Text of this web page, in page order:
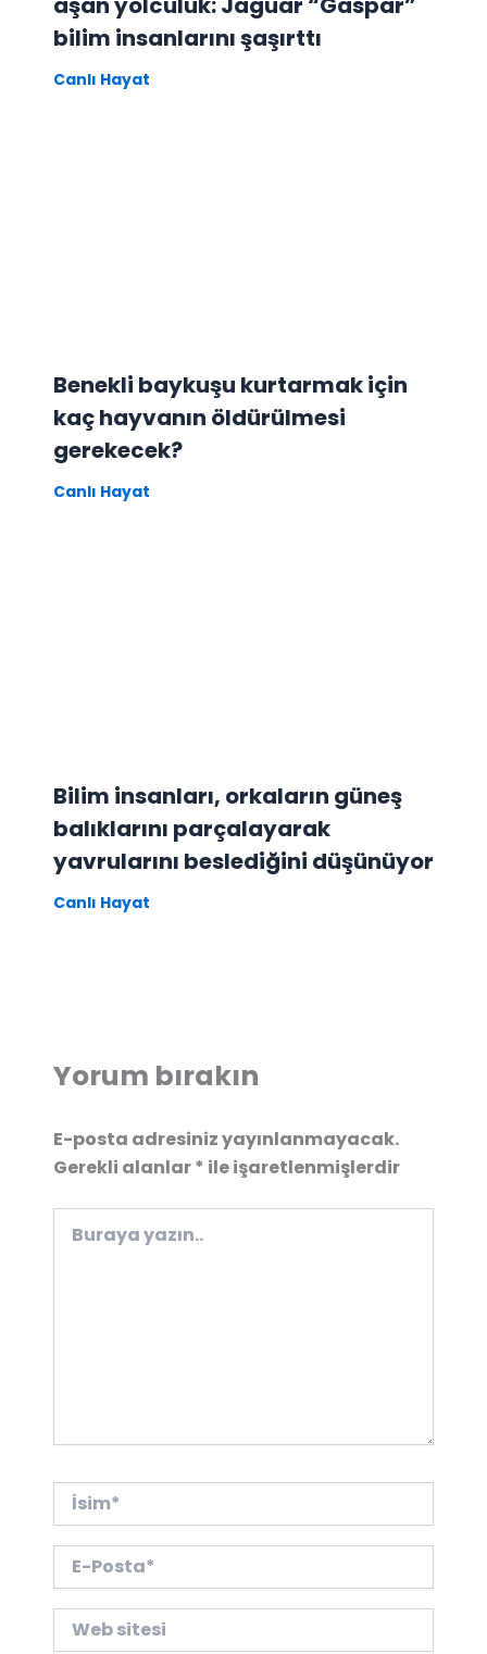
bilim insanlarını şaşırttı
Canlı Hayat
Benekli baykuşu kurtarmak için
kaç hayvanın öldürülmesi
gerekecek?
Canlı Hayat
Bilim insanları, orkaların güneş
balıklarını parçalayarak
yavrularını beslediğini düşünüyor
Canlı Hayat
Yorum bırakın
E-posta adresiniz yayınlanmayacak.
Gerekli alanlar* ile işaretlenmişlerdir
yazın..
İsim*
Posta*
sitesi